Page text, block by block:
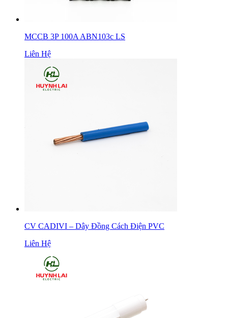
MCCB 3P 100A ABN103c LS
Liên Hệ
CV CADIVI – Dây Đồng Cách Điện PVC
Liên Hệ